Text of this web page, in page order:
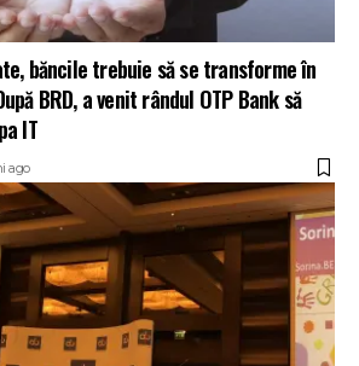
băncile trebuie să se transforme în
BRD, a venit rândul OTP Bank să
IT
ago